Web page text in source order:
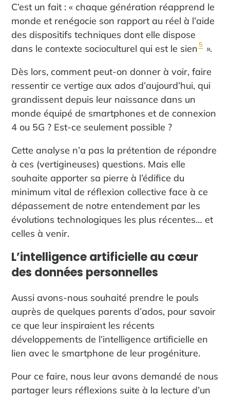
C’est un fait : « chaque génération réapprend le
monde et renégocie son rapport au réel à l’aide
des dispositifs techniques dont elle dispose
dans le contexte socioculturel qui est le sien 5 ».
Dès lors, comment peut-on donner à voir, faire
ressentir ce vertige aux ados d’aujourd’hui, qui
grandissent depuis leur naissance dans un
monde équipé de smartphones et de connexion
4 ou 5G ? Est-ce seulement possible ?
Cette analyse n’a pas la prétention de répondre
à ces (vertigineuses) questions. Mais elle
souhaite apporter sa pierre à l’édifice du
minimum vital de réflexion collective face à ce
dépassement de notre entendement par les
évolutions technologiques les plus récentes… et
celles à venir.
L’intelligence artificielle au cœur
des données personnelles
Aussi avons-nous souhaité prendre le pouls
auprès de quelques parents d’ados, pour savoir
ce que leur inspiraient les récents
développements de l’intelligence artificielle en
lien avec le smartphone de leur progéniture.
Pour ce faire, nous leur avons demandé de nous
partager leurs réflexions suite à la lecture d’un